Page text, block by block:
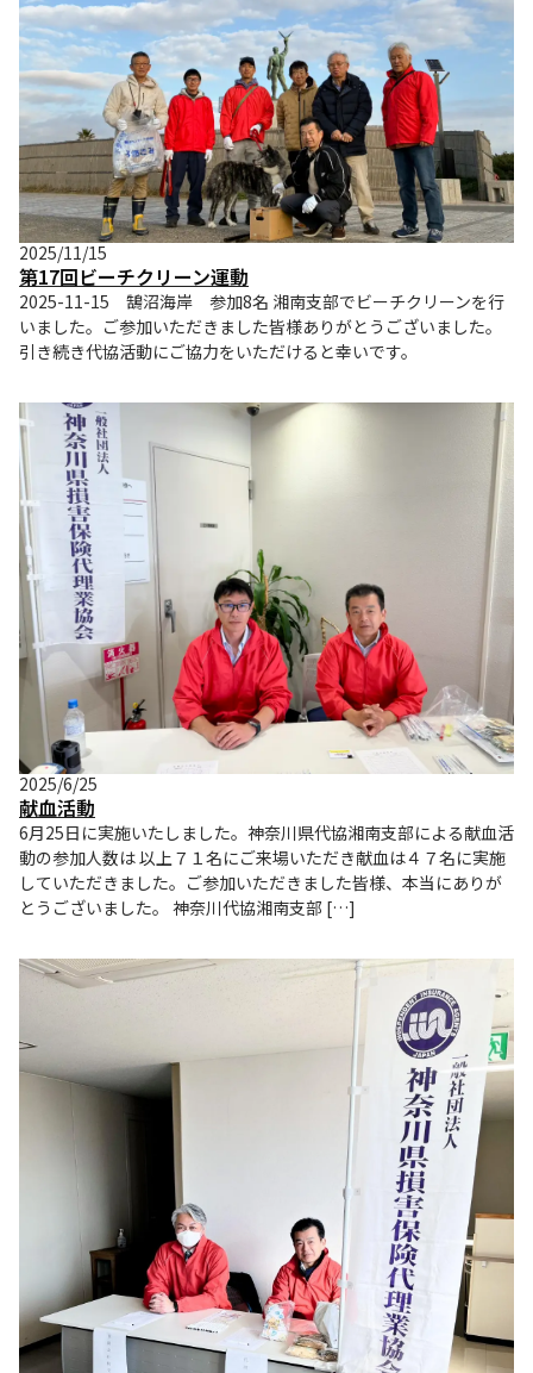
2025/11/15
第17回ビーチクリーン運動
2025-11-15 鵠沼海岸 参加8名 湘南支部でビーチクリーンを行
いました。ご参加いただきました皆様ありがとうございました。
引き続き代協活動にご協力をいただけると幸いです。
2025/6/25
献血活動
6月25日に実施いたしました。神奈川県代協湘南支部による献血活
動の参加人数は 以上７１名にご来場いただき献血は４７名に実施
していただきました。ご参加いただきました皆様、本当にありが
とうございました。 神奈川代協湘南支部 […]